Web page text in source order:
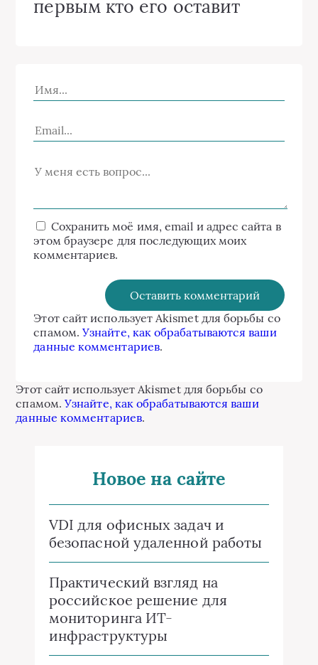
первым кто его оставит
Сохранить моё имя, email и адрес сайта в
этом браузере для последующих моих
комментариев.
Этот сайт использует Akismet для борьбы со
спамом.Узнайте, как обрабатываются ваши
данные комментариев.
Этот сайт использует Akismet для борьбы со
спамом.Узнайте, как обрабатываются ваши
данные комментариев.
Новое на сайте
VDI для офисных задач и
безопасной удаленной работы
Практический взгляд на
российское решение для
мониторинга ИТ-
инфраструктуры